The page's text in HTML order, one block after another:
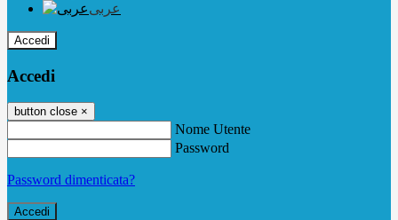
عربى
Accedi
Accedi
button close ×
Nome Utente
Password
Password dimenticata?